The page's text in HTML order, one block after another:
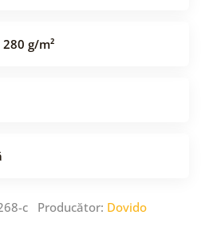
g/m²
c Producător: Dovido